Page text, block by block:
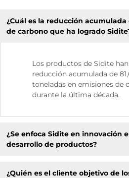
¿Cuál es la reducción acumulada
de carbono que ha logrado
Los productos de Sidite
reducción acumulada de
toneladas en emisiones de
durante la última década.
¿Se enfoca Sidite en innovación
desarrollo de productos?
¿Quién es el cliente objetivo de